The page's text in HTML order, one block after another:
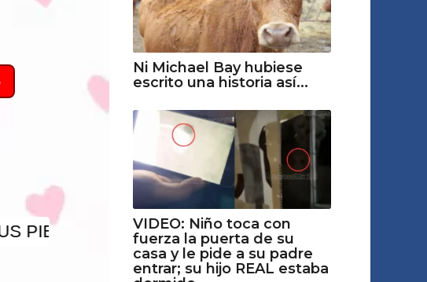
Ni Michael Bay hubiese
escrito una historia así...
VIDEO: Niño toca con
fuerza la puerta de su
casa y le pide a su padre
entrar; su hijo REAL estaba